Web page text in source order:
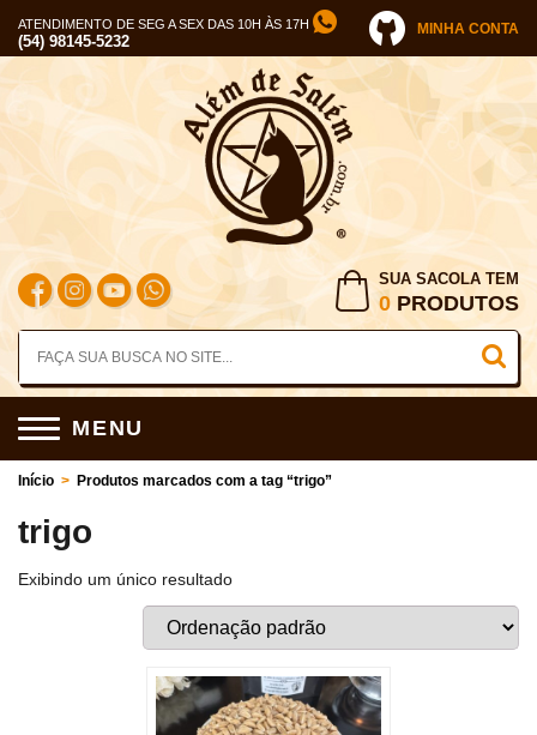
ATENDIMENTO DE SEG A SEX DAS 10H ÀS 17H
(54) 98145-5232
MINHA CONTA
SUA SACOLA TEM
0 PRODUTOS
MENU
Início > Produtos marcados com a tag “trigo”
trigo
Exibindo um único resultado